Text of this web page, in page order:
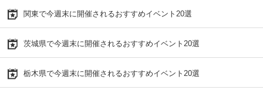
関東で今週末に開催されるおすすめイベント20選
茨城県で今週末に開催されるおすすめイベント20選
栃木県で今週末に開催されるおすすめイベント20選